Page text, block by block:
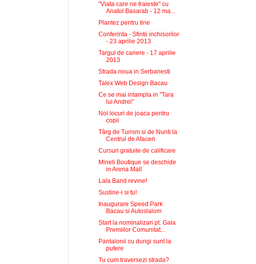
"Viata care ne traieste" cu
Anatol Basarab - 12 ma...
Plantez pentru tine
Conferinta - Sfintii inchisorilor
- 23 aprilie 2013
Targul de cariere - 17 aprilie
2013
Strada noua in Serbanesti
Talex Web Design Bacau
Ce se mai intampla in "Tara
lui Andrei"
Noi locuri de joaca pentru
copii
Târg de Turism si de Nunti la
Centrul de Afaceri
Cursuri gratuite de calificare
Mineli Boutique se deschide
in Arena Mall
Lala Band revine!
Sustine-i si tu!
Inaugurare Speed Park
Bacau si Autoslalom
Start la nominalizari pt. Gala
Premiilor Comunitat...
Pantalonii cu dungi sunt la
putere
Tu cum traversezi strada?